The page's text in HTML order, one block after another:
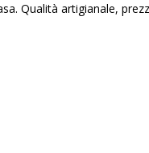
Qualità artigianale,